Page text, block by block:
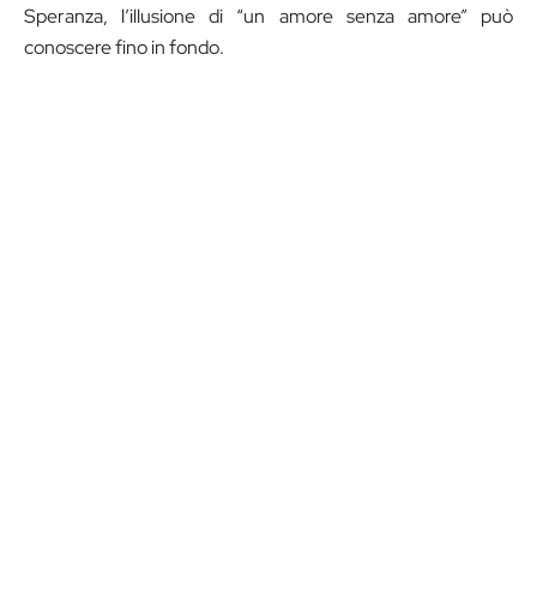
Speranza, l’illusione di “un amore senza amore” può
conoscere fino in fondo.